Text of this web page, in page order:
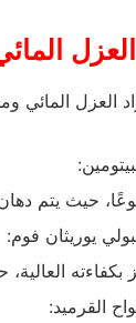
العزل المائي
حيث يتم
يوريثان فوم:
بكفاءته
القرميد: